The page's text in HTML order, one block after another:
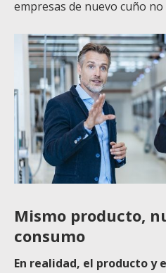
empresas de nuevo cuño
Mismo producto,
consumo
En realidad, el producto y